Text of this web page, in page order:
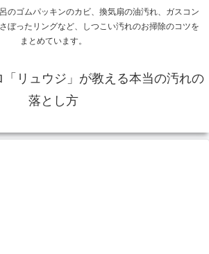
のゴムパッキンのカビ、換気扇の油汚れ、ガスコン
ぼったリングなど、しつこい汚れのお掃除のコツを
まとめています。
リュウジ」が教える本当の汚れの
落とし方